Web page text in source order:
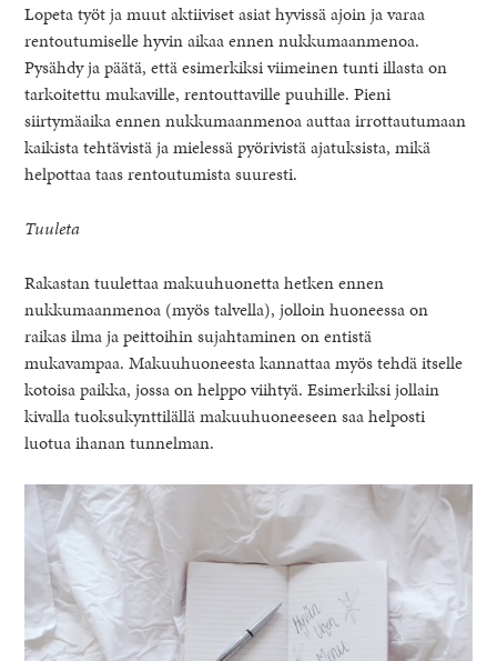
Lopeta työt ja muut aktiiviset asiat hyvissä ajoin ja varaa
rentoutumiselle hyvin aikaa ennen nukkumaanmenoa.
Pysähdy ja päätä, että esimerkiksi viimeinen tunti illasta on
tarkoitettu mukaville, rentouttaville puuhille. Pieni
siirtymäaika ennen nukkumaanmenoa auttaa irrottautumaan
kaikista tehtävistä ja mielessä pyörivistä ajatuksista, mikä
helpottaa taas rentoutumista suuresti.
Tuuleta
Rakastan tuulettaa makuuhuonetta hetken ennen
nukkumaanmenoa (myös talvella), jolloin huoneessa on
raikas ilma ja peittoihin sujahtaminen on entistä
mukavampaa. Makuuhuoneesta kannattaa myös tehdä itselle
kotoisa paikka, jossa on helppo viihtyä. Esimerkiksi jollain
kivalla tuoksukynttilällä makuuhuoneeseen saa helposti
luotua ihanan tunnelman.